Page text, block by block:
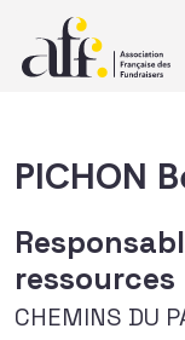
PICHON
ressources
CHEMINS DU